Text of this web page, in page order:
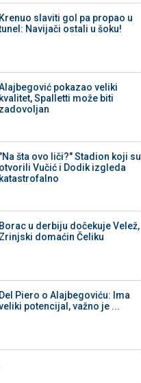
Krenuo slaviti gol pa propao u
Navijači ostali u šoku!
pokazao veliki
kvalitet, Spalletti može biti
zadovoljan
"Na šta ovo liči?" Stadion koji su
otvorili Vučić i Dodik izgleda
katastrofalno
Borac u derbiju dočekuje Velež,
Zrinjski domaćin Čeliku
Del Piero o Alajbegoviću: Ima
potencijal, važno je ...